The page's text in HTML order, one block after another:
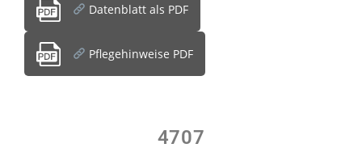
Datenblatt als PDF
Pflegehinweise PDF
4707